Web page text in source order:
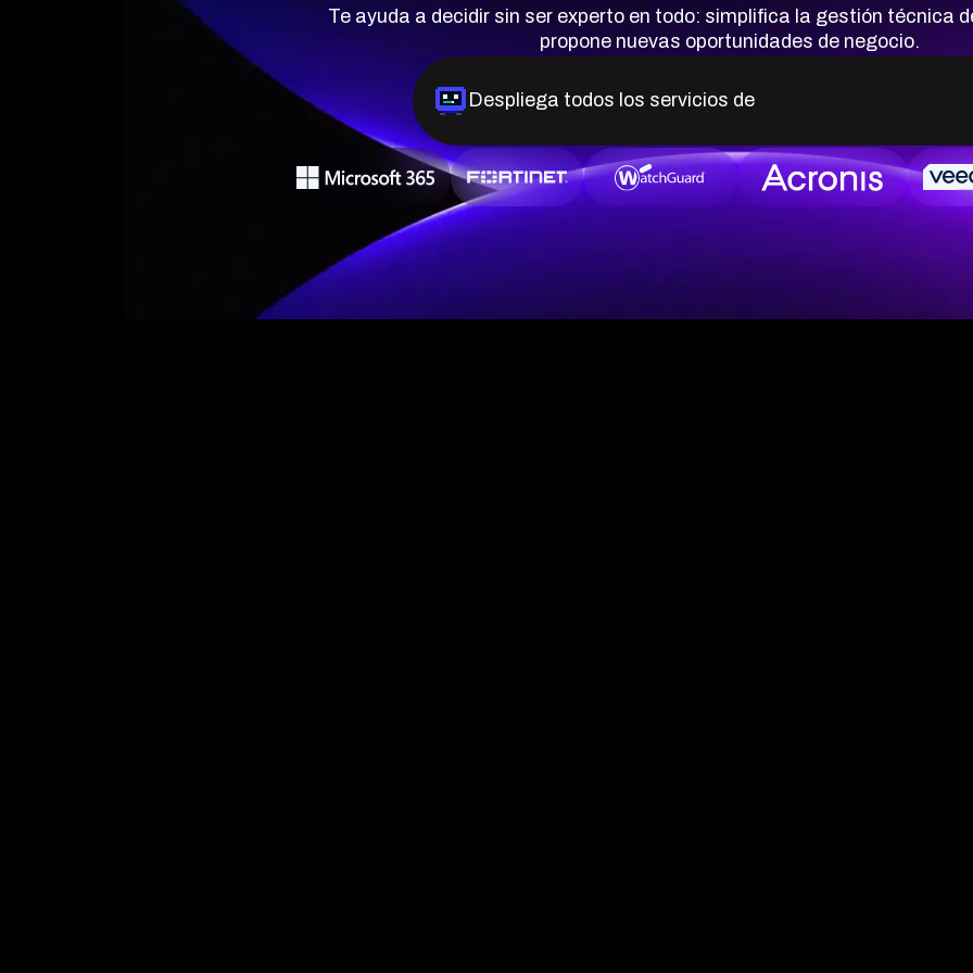
Te ayuda a decidir sin ser experto en todo: simplifica la gestión técnica
propone nuevas oportunidades de negocio.
Elliot, ¿qué aler